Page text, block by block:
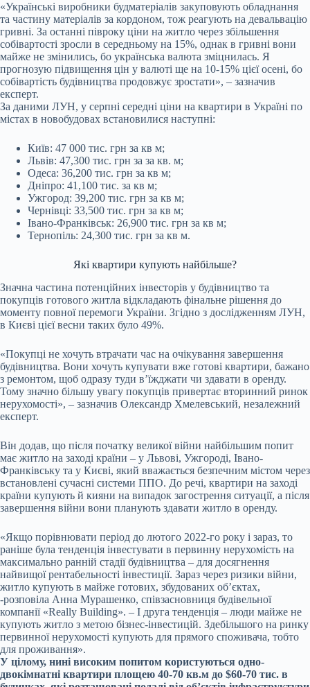
«Українські виробники будматеріалів закуповують обладнання
та частину матеріалів за кордоном, тож реагують на девальвацію
гривні. За останні півроку ціни на житло через збільшення
собівартості зросли в середньому на 15%, однак в гривні вони
майже не змінились, бо українська валюта зміцнилась. Я
прогнозую підвищення цін у валюті ще на 10-15% цієї осені, бо
собівартість будівництва продовжує зростати», – зазначив
експерт.
За даними ЛУН, у серпні середні ціни на квартири в Україні по
містах в новобудовах встановилися наступні:
Київ: 47 000 тис. грн за кв м;
Львів: 47,300 тис. грн за за кв. м;
Одеса: 36,200 тис. грн за кв м;
Дніпро: 41,100 тис. за кв м;
Ужгород: 39,200 тис. грн за кв м;
Чернівці: 33,500 тис. грн за кв м;
Івано-Франківськ: 26,900 тис. грн за кв м;
Тернопіль: 24,300 тис. грн за кв м.
Які квартири купують найбільше?
Значна частина потенційних інвесторів у будівництво та
покупців готового житла відкладають фінальне рішення до
моменту повної перемоги України. Згідно з дослідженням ЛУН,
в Києві цієї весни таких було 49%.
«Покупці не хочуть втрачати час на очікування завершення
будівництва. Вони хочуть купувати вже готові квартири, бажано
з ремонтом, щоб одразу туди в’їжджати чи здавати в оренду.
Тому значно більшу увагу покупців привертає вторинний ринок
нерухомості», – зазначив Олександр Хмелевський, незалежний
експерт.
Він додав, що після початку великої війни найбільшим попит
має житло на заході країни – у Львові, Ужгороді, Івано-
Франківську та у Києві, який вважається безпечним містом через
встановлені сучасні системи ППО. До речі, квартири на заході
країни купують й кияни на випадок загострення ситуації, а після
завершення війни вони планують здавати житло в оренду.
«Якщо порівнювати період до лютого 2022-го року і зараз, то
раніше була тенденція інвестувати в первинну нерухомість на
максимально ранній стадії будівництва – для досягнення
найвищої рентабельності інвестиції. Зараз через ризики війни,
житло купують в майже готових, збудованих об’єктах,
-розповіла Анна Мурашенко, співзасновниця будівельної
компанії «Really Building». – І друга тенденція – люди майже не
купують житло з метою бізнес-інвестицій. Здебільшого на ринку
первинної нерухомості купують для прямого споживача, тобто
для проживання».
У цілому, нині високим попитом користуються одно-
двокімнатні квартири площею 40-70 кв.м до $60-70 тис. в